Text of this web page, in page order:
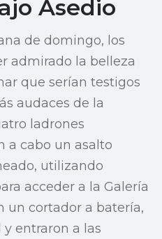
Asedio
de domingo, los
admirado la belleza
que serían testigos
audaces de la
ladrones
a cabo un asalto
utilizando
acceder a la Galería
un cortador a batería,
entraron a las